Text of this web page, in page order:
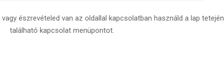
észrevételed van az oldallal kapcsolatban használd a lap tetején
található kapcsolat menüpontot.